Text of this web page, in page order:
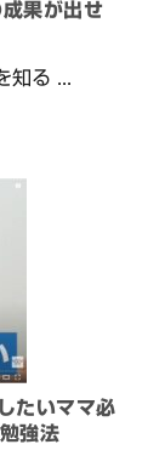
果が出せ
る ...
たいママ必
強法